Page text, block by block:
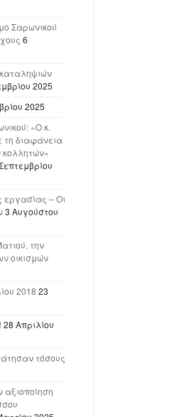
Σαρωνικού
6
2025
2025
«Ο κ.
διαφάνεια
κολλητών»
εργασίας – Οι
3 Αυγούστου
την
οικισμών
2018 23
28 Απριλίου
τόσους
αξιοποίηση